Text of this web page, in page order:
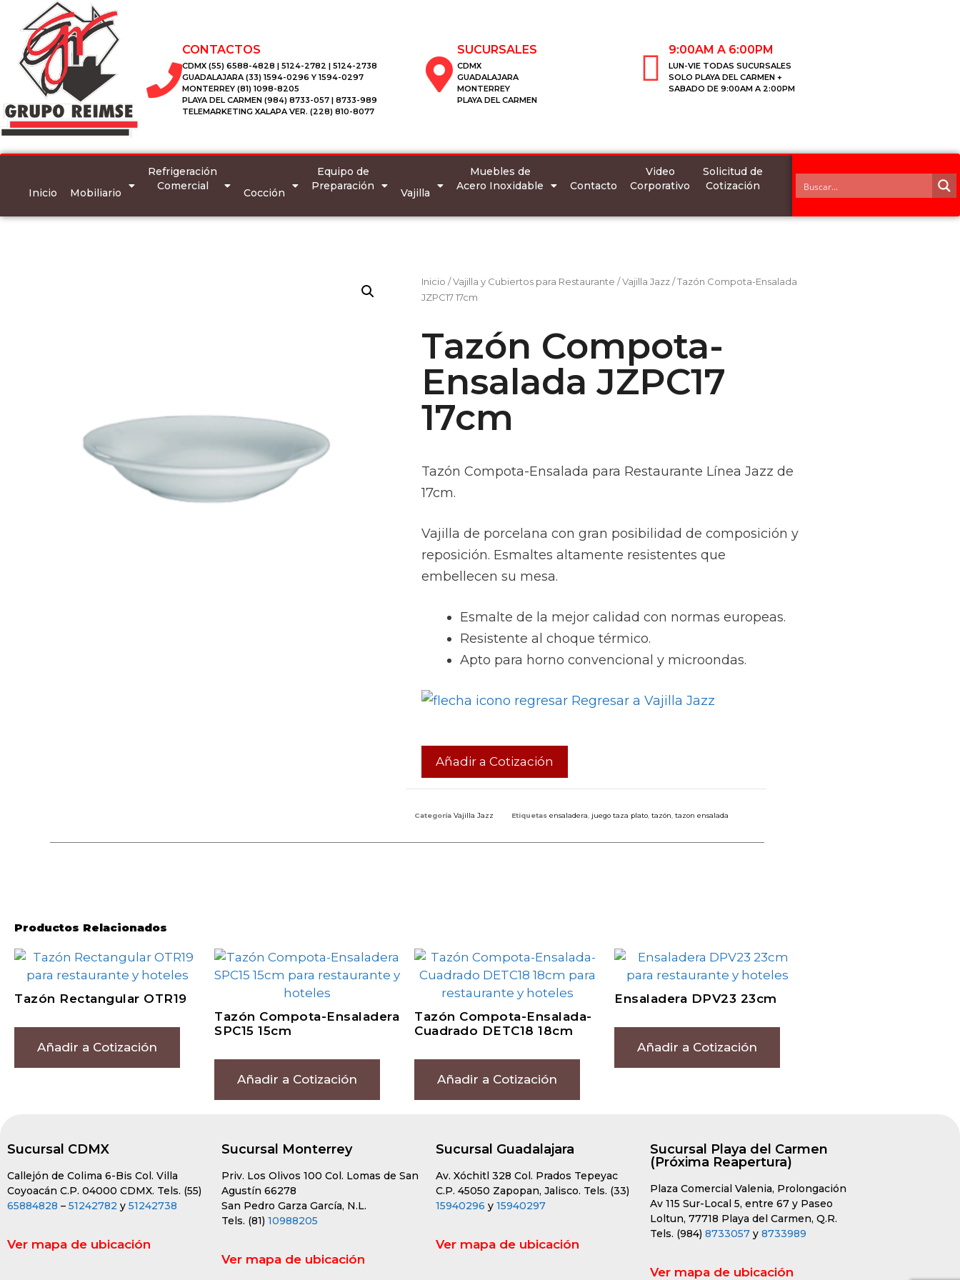
CONTACTOS
CDMX (55) 6588-4828 | 5124-2782 | 5124-2738
GUADALAJARA (33) 1594-0296 Y 1594-0297
MONTERREY (81) 1098-8205
PLAYA DEL CARMEN (984) 8733-057 | 8733-989
TELEMARKETING XALAPA VER. (228) 810-8077
SUCURSALES
CDMX
GUADALAJARA
MONTERREY
PLAYA DEL CARMEN
9:00AM A 6:00PM
LUN-VIE TODAS SUCURSALES
SOLO PLAYA DEL CARMEN +
SABADO DE 9:00AM A 2:00PM
Inicio Mobiliario
Refrigeración
Comercial
Cocción
Equipo de
Preparación
Vajilla
Muebles de
Acero Inoxidable
Contacto
Video
Corporativo
Solicitud de
Cotización
Inicio /Vajilla y Cubiertos para Restaurante /Vajilla Jazz/ Tazón Compota-Ensalada
JZPC17 17cm
Tazón Compota-
Ensalada JZPC17
17cm
Tazón Compota-Ensalada para Restaurante Línea Jazz de
17cm.
Vajilla de porcelana con gran posibilidad de composición y
reposición. Esmaltes altamente resistentes que
embellecen su mesa.
Esmalte de la mejor calidad con normas europeas.
Resistente al choque térmico.
Apto para horno convencional y microondas.
Regresar a Vajilla Jazz
Añadir a Cotización
Categoría Vajilla Jazz Etiquetas ensaladera juego taza plato tazón tazon ensalada
Productos Relacionados
Tazón Rectangular OTR19
Añadir a Cotización
Tazón Compota-Ensaladera
SPC15 15cm
Añadir a Cotización
Tazón Compota-Ensalada-
Cuadrado DETC18 18cm
Añadir a Cotización
Ensaladera DPV23 23cm
Añadir a Cotización
Sucursal CDMX
Callejón de Colima 6-Bis Col. Villa
Coyoacán C.P. 04000 CDMX. Tels. (55)
65884828 – 51242782 y 51242738
Ver mapa de ubicación
Sucursal Monterrey
Priv. Los Olivos 100 Col. Lomas de San
Agustín 66278
San Pedro Garza García, N.L.
Tels. (81) 10988205
Ver mapa de ubicación
Sucursal Guadalajara
Av. Xóchitl 328 Col. Prados Tepeyac
C.P. 45050 Zapopan, Jalisco. Tels. (33)
15940296 y 15940297
Ver mapa de ubicación
Sucursal Playa del Carmen
(Próxima Reapertura)
Plaza Comercial Valenia, Prolongación
Av 115 Sur-Local 5, entre 67 y Paseo
Loltun, 77718 Playa del Carmen, Q.R.
Tels. (984) 8733057 y 8733989
Ver mapa de ubicación